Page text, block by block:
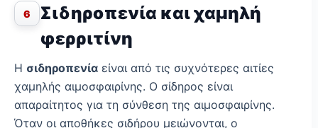
6
Σιδηροπενία και χαμηλή
φερριτίνη
Η σιδηροπενία είναι από τις συχνότερες αιτίες
χαμηλής αιμοσφαιρίνης. Ο σίδηρος είναι
απαραίτητος για τη σύνθεση της αιμοσφαιρίνης.
Όταν οι αποθήκες σιδήρου μειώνονται, ο